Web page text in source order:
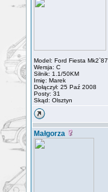
Model: Ford Fiesta Mk2`87
Wersja: C
Silnik: 1.1/50KM
Imię: Marek
Dołączył: 25 Paź 2008
Posty: 31
Skąd: Olsztyn
Małgorza